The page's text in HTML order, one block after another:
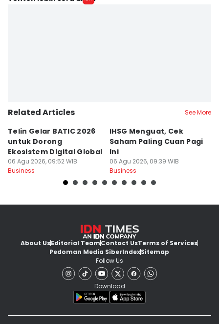
Related Articles See More
Telin Gelar BATIC 2026
untuk Dorong
Ekosistem Digital Global
06 Agu 2026, 09:52 WIB
Business
IHSG Menguat, Cek
Saham Paling Cuan Pagi
Ini
06 Agu 2026, 09:39 WIB
Business
About UsEditorial TeamContact UsTerms of Services
Pedoman Media SiberIndexSitemap
Follow Us
Download